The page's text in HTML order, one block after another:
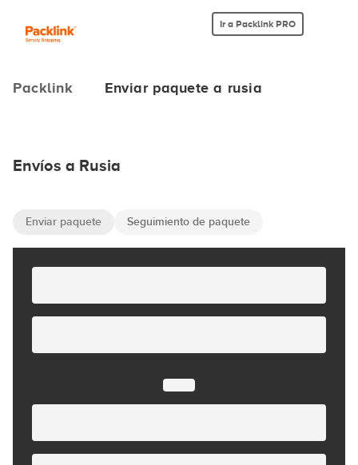
Ir a Packlink PRO
Packlink Enviar paquete a rusia
Envíos a Rusia
Enviar paquete Seguimiento de paquete